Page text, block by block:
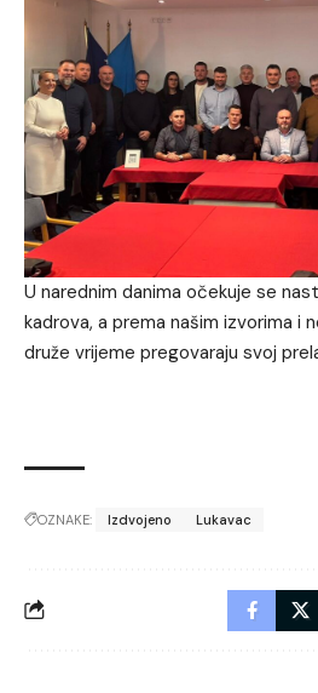
U narednim danima očekuje se
kadrova, a prema našim izvorima i
druže vrijeme pregovaraju svoj
OZNAKE: Izdvojeno Lukavac